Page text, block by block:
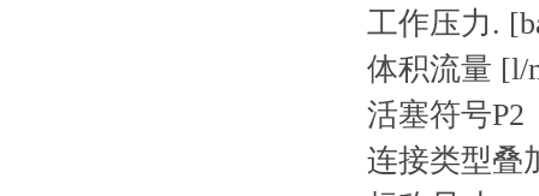
工作压力.
体积流量 [l/
活塞符号P2
连接类型叠